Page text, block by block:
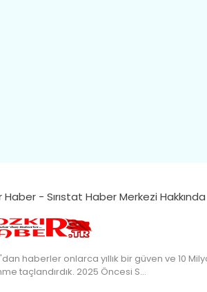
Haber - Sırıstat Haber Merkezi Hakkında
haberler onlarca yıllık bir güven ve 10
taçlandırdık. 2025 Öncesi S…